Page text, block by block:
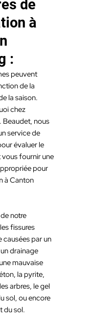
de
à
:
peuvent
de la
la saison.
chez
Beaudet, nous
service de
évaluer le
fournir une
pour
à Canton
notre
fissures
causées par un
drainage
mauvaise
la pyrite,
arbres, le gel
sol, ou encore
du sol.